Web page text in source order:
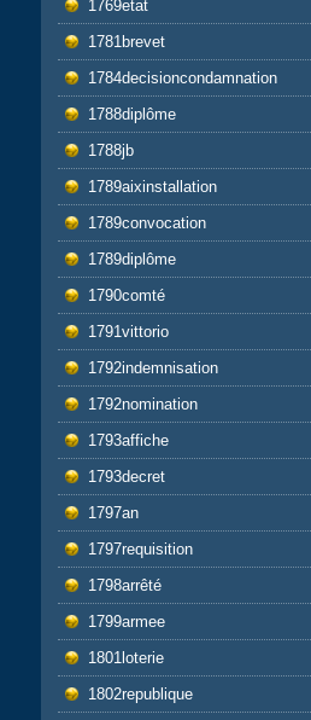
1769etat
1781brevet
1784decisioncondamnation
1788diplôme
1788jb
1789aixinstallation
1789convocation
1789diplôme
1790comté
1791vittorio
1792indemnisation
1792nomination
1793affiche
1793decret
1797an
1797requisition
1798arrêté
1799armee
1801loterie
1802republique